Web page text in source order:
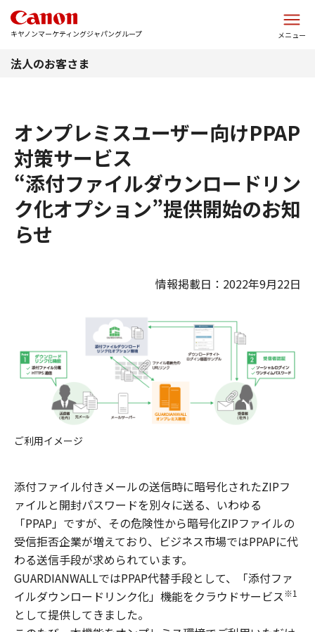
キヤノンマーケティングジャパングループ メニュー
法人のお客さま
オンプレミスユーザー向けPPAP
対策サービス
“添付ファイルダウンロードリン
ク化オプション”提供開始のお知
らせ
情報掲載日：2022年9月22日
ご利用イメージ
添付ファイル付きメールの送信時に暗号化されたZIPフ
ァイルと開封パスワードを別々に送る、いわゆる
「PPAP」ですが、その危険性から暗号化ZIPファイルの
受信拒否企業が増えており、ビジネス市場ではPPAPに代
わる送信手段が求められています。
GUARDIANWALLではPPAP代替手段として、「添付ファ
イルダウンロードリンク化」機能をクラウドサービス※1
として提供してきました。